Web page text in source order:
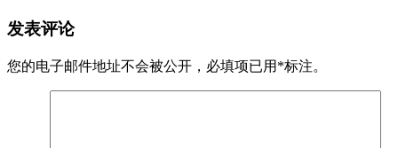
发表评论
您的电子邮件地址不会被公开， 必填项已用 *标注。